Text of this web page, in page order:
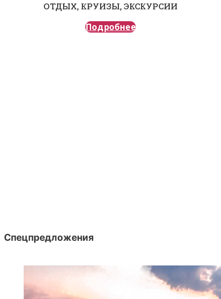
ОТДЫХ, КРУИЗЫ, ЭКСКУРСИИ
Подробнее
Спецпредложения